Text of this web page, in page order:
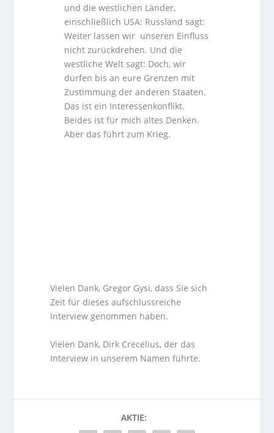
und die westlichen Länder,
einschließlich USA: Russland sagt:
Weiter lassen wir unseren Einfluss
nicht zurückdrehen. Und die
westliche Welt sagt: Doch, wir
dürfen bis an eure Grenzen mit
Zustimmung der anderen Staaten.
Das ist ein Interessenkonflikt.
Beides ist für mich altes Denken.
Aber das führt zum Krieg.
Vielen Dank, Gregor Gysi, dass Sie sich
Zeit für dieses aufschlussreiche
Interview genommen haben.
Vielen Dank, Dirk Crecelius, der das
Interview in unserem Namen führte.
AKTIE: